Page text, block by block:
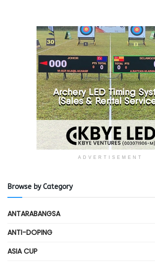
ADVERTISEMENT
Browse by Category
ANTARABANGSA
ANTI-DOPING
ASIA CUP